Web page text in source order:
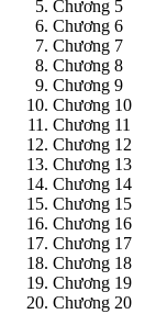
Chương 5
Chương 6
Chương 7
Chương 8
Chương 9
Chương 10
Chương 11
Chương 12
Chương 13
Chương 14
Chương 15
Chương 16
Chương 17
Chương 18
Chương 19
Chương 20